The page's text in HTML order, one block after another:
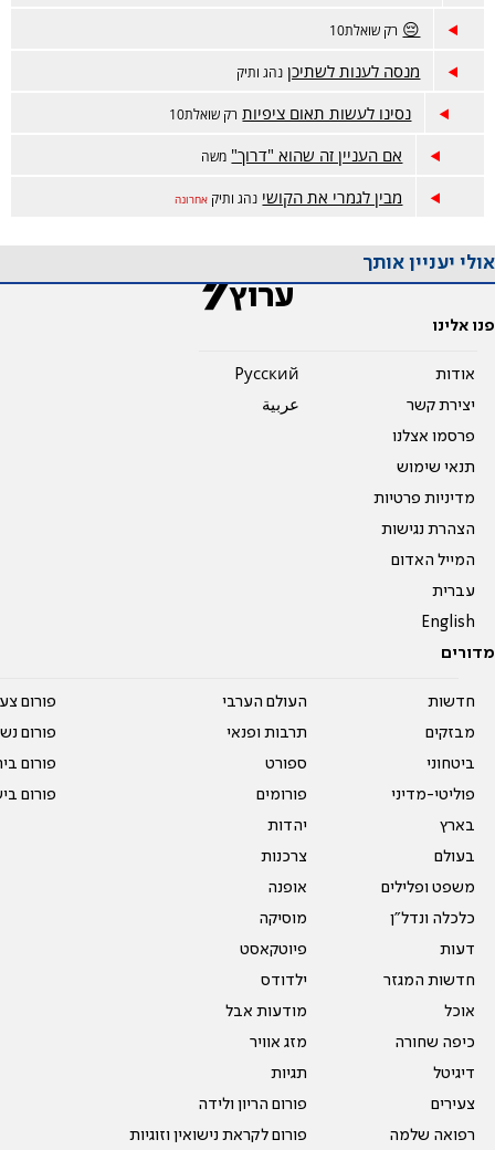
😔 רק שואלת10
מנסה לענות לשתיכן נהג ותיק
נסינו לעשות תאום ציפיות רק שואלת10
אם העניין זה שהוא "דרוך" משה
מבין לגמרי את הקושי נהג ותיק אחרונה
אולי יעניין אותך
פנו אלינו
אודות
יצירת קשר
פרסמו אצלנו
תנאי שימוש
מדיניות פרטיות
הצהרת נגישות
המייל האדום
עברית
English
Pусский
عربية
מדורים
חדשות
מבזקים
ביטחוני
פוליטי-מדיני
בארץ
בעולם
משפט ופלילים
כלכלה ונדל"ן
דעות
חדשות המגזר
אוכל
כיפה שחורה
דיגיטל
צעירים
רפואה שלמה
העולם הערבי
תרבות ופנאי
ספורט
פורומים
יהדות
צרכנות
אופנה
מוסיקה
פיוטקאסט
ילדודס
מודעות אבל
מזג אוויר
תגיות
פורום הריון ולידה
פורום לקראת נישואין וזוגיות
פורום
פורום
פורום
פורום